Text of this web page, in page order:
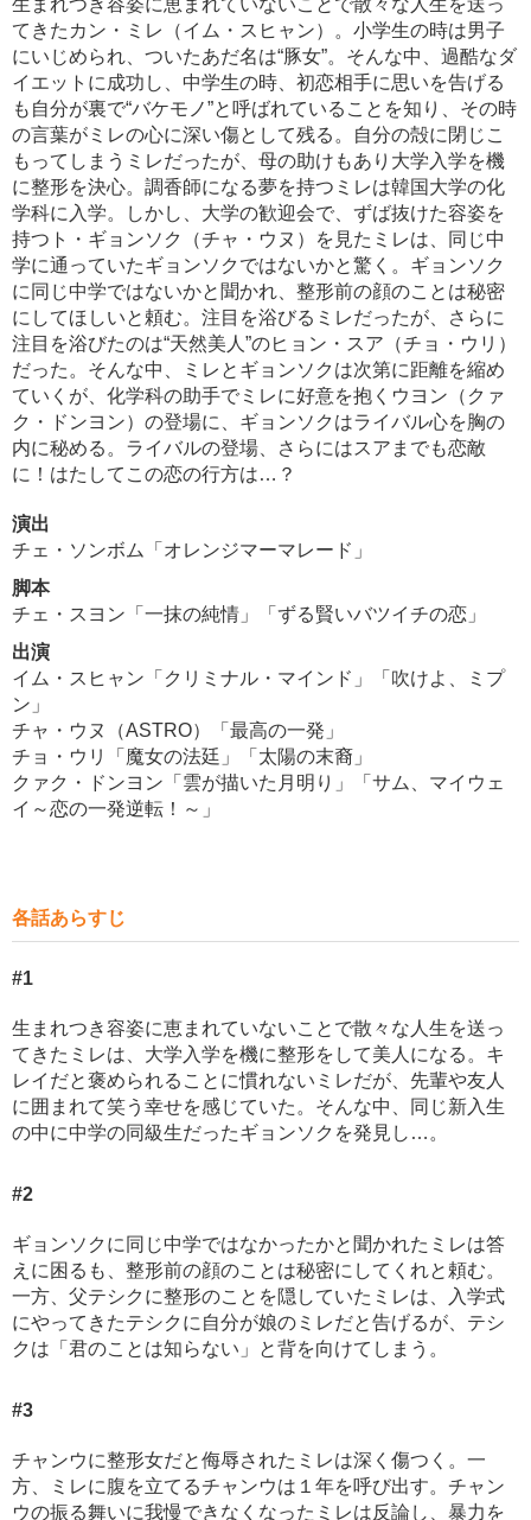
生まれつき容姿に恵まれていないことで散々な人生を送っ
てきたカン・ミレ（イム・スヒャン）。小学生の時は男子
にいじめられ、ついたあだ名は“豚女”。そんな中、過酷なダ
イエットに成功し、中学生の時、初恋相手に思いを告げる
も自分が裏で“バケモノ”と呼ばれていることを知り、その時
の言葉がミレの心に深い傷として残る。自分の殻に閉じこ
もってしまうミレだったが、母の助けもあり大学入学を機
に整形を決心。調香師になる夢を持つミレは韓国大学の化
学科に入学。しかし、大学の歓迎会で、ずば抜けた容姿を
持つト・ギョンソク（チャ・ウヌ）を見たミレは、同じ中
学に通っていたギョンソクではないかと驚く。ギョンソク
に同じ中学ではないかと聞かれ、整形前の顔のことは秘密
にしてほしいと頼む。注目を浴びるミレだったが、さらに
注目を浴びたのは“天然美人”のヒョン・スア（チョ・ウリ）
だった。そんな中、ミレとギョンソクは次第に距離を縮め
ていくが、化学科の助手でミレに好意を抱くウヨン（クァ
ク・ドンヨン）の登場に、ギョンソクはライバル心を胸の
内に秘める。ライバルの登場、さらにはスアまでも恋敵
に！はたしてこの恋の行方は…？
演出
チェ・ソンボム「オレンジマーマレード」
脚本
チェ・スヨン「一抹の純情」「ずる賢いバツイチの恋」
出演
イム・スヒャン「クリミナル・マインド」「吹けよ、ミプ
ン」
チャ・ウヌ（ASTRO）「最高の一発」
チョ・ウリ「魔女の法廷」「太陽の末裔」
クァク・ドンヨン「雲が描いた月明り」「サム、マイウェ
イ～恋の一発逆転！～」
各話あらすじ
#1
生まれつき容姿に恵まれていないことで散々な人生を送っ
てきたミレは、大学入学を機に整形をして美人になる。キ
レイだと褒められることに慣れないミレだが、先輩や友人
に囲まれて笑う幸せを感じていた。そんな中、同じ新入生
の中に中学の同級生だったギョンソクを発見し…。
#2
ギョンソクに同じ中学ではなかったかと聞かれたミレは答
えに困るも、整形前の顔のことは秘密にしてくれと頼む。
一方、父テシクに整形のことを隠していたミレは、入学式
にやってきたテシクに自分が娘のミレだと告げるが、テシ
クは「君のことは知らない」と背を向けてしまう。
#3
チャンウに整形女だと侮辱されたミレは深く傷つく。一
方、ミレに腹を立てるチャンウは１年を呼び出す。チャン
ウの振る舞いに我慢できなくなったミレは反論し、暴力を